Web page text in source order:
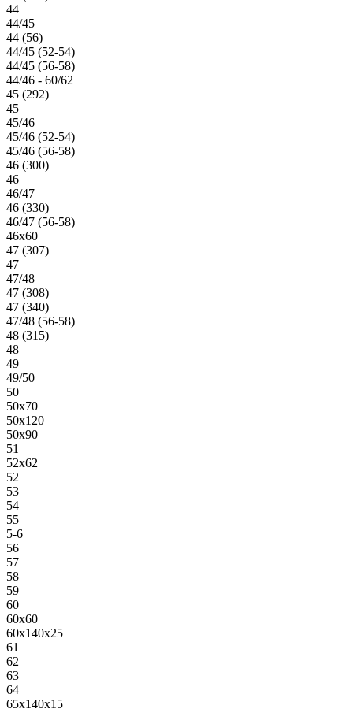
44
44/45
44 (56)
44/45 (52-54)
44/45 (56-58)
44/46 - 60/62
45 (292)
45
45/46
45/46 (52-54)
45/46 (56-58)
46 (300)
46
46/47
46 (330)
46/47 (56-58)
46х60
47 (307)
47
47/48
47 (308)
47 (340)
47/48 (56-58)
48 (315)
48
49
49/50
50
50х70
50х120
50х90
51
52х62
52
53
54
55
5-6
56
57
58
59
60
60х60
60х140х25
61
62
63
64
65х140х15